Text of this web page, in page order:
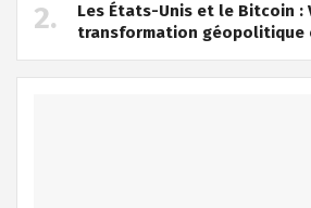
Les États-Unis et le Bitcoin :
transformation géopolitique